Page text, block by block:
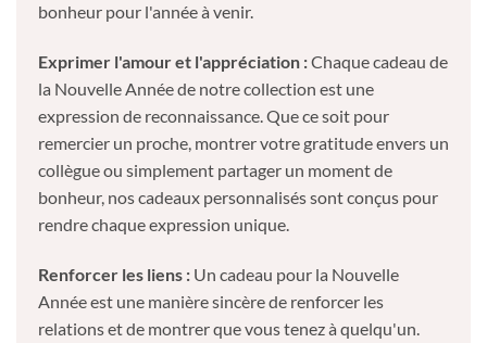
bonheur pour l'année à venir.
Exprimer l'amour et l'appréciation :Chaque cadeau de
la Nouvelle Année de notre collection est une
expression de reconnaissance. Que ce soit pour
remercier un proche, montrer votre gratitude envers un
collègue ou simplement partager un moment de
bonheur, nos cadeaux personnalisés sont conçus pour
rendre chaque expression unique.
Renforcer les liens : Un cadeau pour la Nouvelle
Année est une manière sincère de renforcer les
relations et de montrer que vous tenez à quelqu'un.